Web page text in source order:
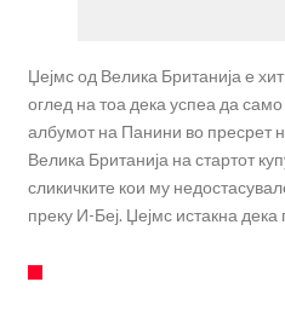
Џејмс од Велика Британија е
оглед на тоа дека успеа да
албумот на Панини во пресрет
Велика Британија на стартот
сликичките кои му
преку И-Беј. Џејмс истакна